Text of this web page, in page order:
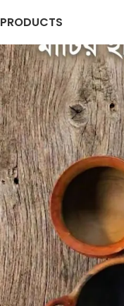
PRODUCTS